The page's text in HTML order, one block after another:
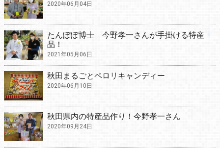
2020年06月04日
たんぽぽ博士 今野孝一さんが手掛ける特産
品！
2021年05月06日
秋田まるごとペロリキャンディー
2020年06月10日
秋田県内の特産品作り！今野孝一さん
2020年09月24日